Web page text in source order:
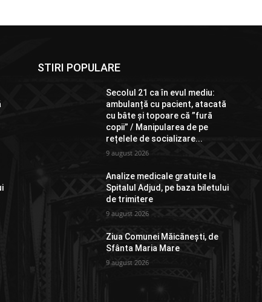
STIRI POPULARE
Secolul 21 ca în evul mediu:
ambulanță cu pacient, atacată
cu bâte și topoare că ”fură
copii” / Manipularea de pe
rețelele de socializare...
9 august 2026
Analize medicale gratuite la
Spitalul Adjud, pe baza biletului
de trimitere
9 august 2026
Ziua Comunei Măicănești, de
Sfânta Maria Mare
9 august 2026